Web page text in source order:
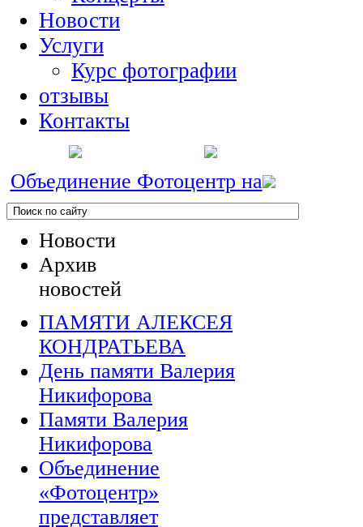
Новости
Услуги
Курс фотографии
отзывы
Контакты
Объединение Фотоцентр на
Новости
Архив
новостей
ПАМЯТИ АЛЕКСЕЯ
КОНДРАТЬЕВА
День памяти Валерия
Никифорова
Памяти Валерия
Никифорова
Объединение
«Фотоцентр»
представляет